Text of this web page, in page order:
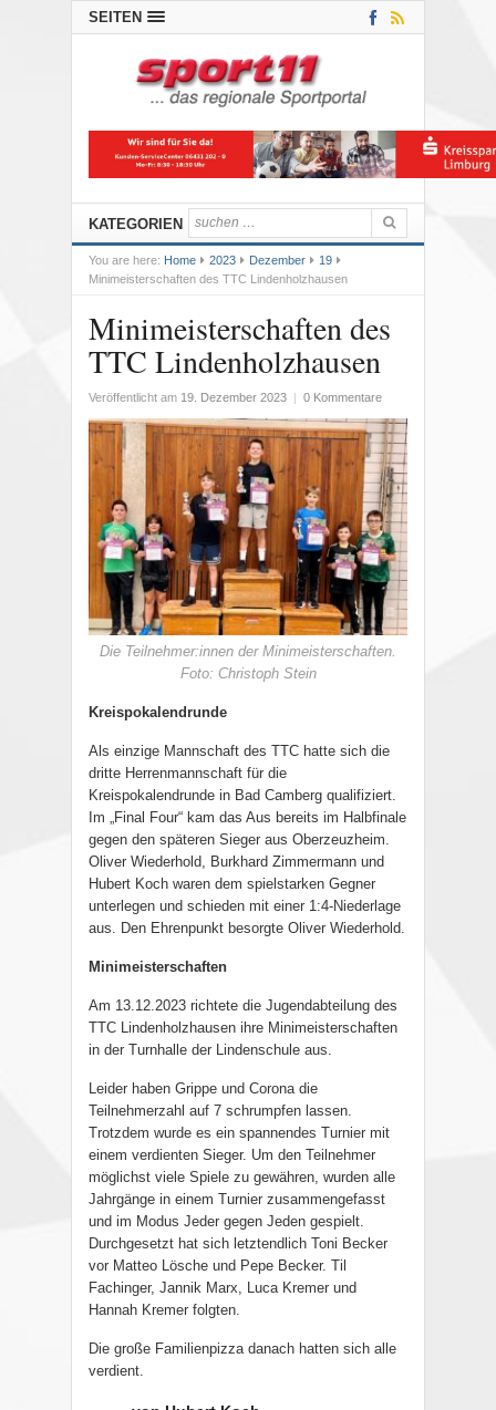
SEITEN
KATEGORIEN
You are here: Home 2023 Dezember
19
Minimeisterschaften des TTC Lindenholzhausen
Minimeisterschaften des
TTC Lindenholzhausen
Veröffentlicht am 19. Dezember 2023 0 Kommentare
Die Teilnehmer:innen der Minimeisterschaften.
Foto: Christoph Stein
Kreispokalendrunde
Als einzige Mannschaft des TTC hatte sich die
dritte Herrenmannschaft für die
Kreispokalendrunde in Bad Camberg qualifiziert.
Im „Final Four“ kam das Aus bereits im Halbfinale
gegen den späteren Sieger aus Oberzeuzheim.
Oliver Wiederhold, Burkhard Zimmermann und
Hubert Koch waren dem spielstarken Gegner
unterlegen und schieden mit einer 1:4-Niederlage
aus. Den Ehrenpunkt besorgte Oliver Wiederhold.
Minimeisterschaften
Am 13.12.2023 richtete die Jugendabteilung des
TTC Lindenholzhausen ihre Minimeisterschaften
in der Turnhalle der Lindenschule aus.
Leider haben Grippe und Corona die
Teilnehmerzahl auf 7 schrumpfen lassen.
Trotzdem wurde es ein spannendes Turnier mit
einem verdienten Sieger. Um den Teilnehmer
möglichst viele Spiele zu gewähren, wurden alle
Jahrgänge in einem Turnier zusammengefasst
und im Modus Jeder gegen Jeden gespielt.
Durchgesetzt hat sich letztendlich Toni Becker
vor Matteo Lösche und Pepe Becker. Til
Fachinger, Jannik Marx, Luca Kremer und
Hannah Kremer folgten.
Die große Familienpizza danach hatten sich alle
verdient.